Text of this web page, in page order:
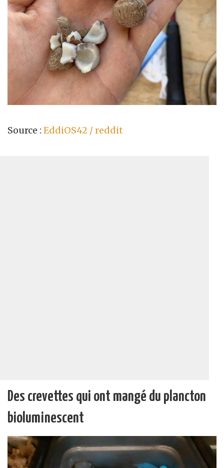
Source : EddiOS42 / reddit
Des crevettes qui ont mangé du plancton
bioluminescent